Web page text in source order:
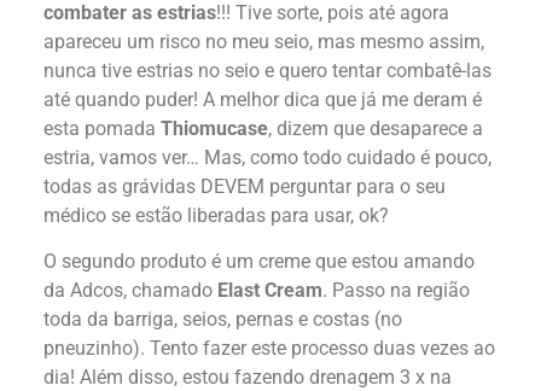
combater as estrias!!! Tive sorte, pois até agora
apareceu um risco no meu seio, mas mesmo assim,
nunca tive estrias no seio e quero tentar combatê-las
até quando puder! A melhor dica que já me deram é
esta pomada Thiomucase, dizem que desaparece a
estria, vamos ver… Mas, como todo cuidado é pouco,
todas as grávidas DEVEM perguntar para o seu
médico se estão liberadas para usar, ok?
O segundo produto é um creme que estou amando
da Adcos, chamado Elast Cream. Passo na região
toda da barriga, seios, pernas e costas (no
pneuzinho). Tento fazer este processo duas vezes ao
dia! Além disso, estou fazendo drenagem 3 x na